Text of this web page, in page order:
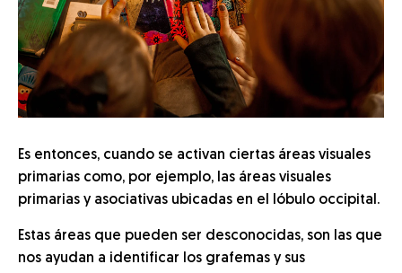
Es entonces, cuando se activan ciertas áreas visuales
primarias como, por ejemplo, las áreas visuales
primarias y asociativas ubicadas en el lóbulo occipital.
Estas áreas que pueden ser desconocidas, son las que
nos ayudan a identificar los grafemas y sus